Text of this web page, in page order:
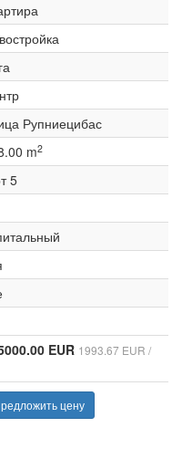
Рупниецибас
m2
5
EUR 1993.67 EUR /
цену